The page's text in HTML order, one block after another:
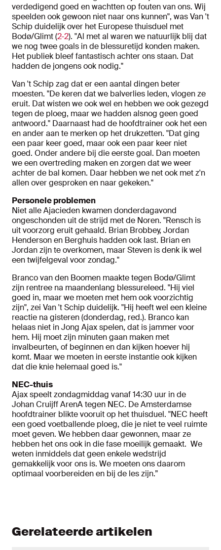
verdedigend goed en wachtten op fouten van ons. Wij
speelden ook gewoon niet naar ons kunnen", was Van 't
Schip duidelijk over het Europese thuisduel met
Bodø/Glimt (2-2). "Al met al waren we natuurlijk blij dat
we nog twee goals in de blessuretijd konden maken.
Het publiek bleef fantastisch achter ons staan. Dat
hadden de jongens ook nodig."
Van 't Schip zag dat er een aantal dingen beter
moesten. "De keren dat we balverlies leden, vlogen ze
eruit. Dat wisten we ook wel en hebben we ook gezegd
tegen de ploeg, maar we hadden alsnog geen goed
antwoord." Daarnaast had de hoofdtrainer ook het een
en ander aan te merken op het drukzetten. "Dat ging
een paar keer goed, maar ook een paar keer niet
goed. Onder andere bij die eerste goal. Dan moeten
we een overtreding maken en zorgen dat we weer
achter de bal komen. Daar hebben we net ook met z'n
allen over gesproken en naar gekeken."
Personele problemen
Niet alle Ajacieden kwamen donderdagavond
ongeschonden uit de strijd met de Noren. "Rensch is
uit voorzorg eruit gehaald. Brian Brobbey, Jordan
Henderson en Berghuis hadden ook last. Brian en
Jordan zijn te overkomen, maar Steven is denk ik wel
een twijfelgeval voor zondag."
Branco van den Boomen maakte tegen Bodø/Glimt
zijn rentree na maandenlang blessureleed. "Hij viel
goed in, maar we moeten met hem ook voorzichtig
zijn", zei Van 't Schip duidelijk. "Hij heeft wel een kleine
reactie na gisteren (donderdag, red.). Branco kan
helaas niet in Jong Ajax spelen, dat is jammer voor
hem. Hij moet zijn minuten gaan maken met
invalbeurten, of beginnen en dan kijken hoever hij
komt. Maar we moeten in eerste instantie ook kijken
dat die knie helemaal goed is."
NEC-thuis
Ajax speelt zondagmiddag vanaf 14:30 uur in de
Johan Cruijff ArenA tegen NEC. De Amsterdamse
hoofdtrainer blikte vooruit op het thuisduel. "NEC heeft
een goed voetballende ploeg, die je niet te veel ruimte
moet geven. We hebben daar gewonnen, maar ze
hebben het ons ook in die fase moeilijk gemaakt. We
weten inmiddels dat geen enkele wedstrijd
gemakkelijk voor ons is. We moeten ons daarom
optimaal voorbereiden en bij de les zijn.”
Gerelateerde artikelen